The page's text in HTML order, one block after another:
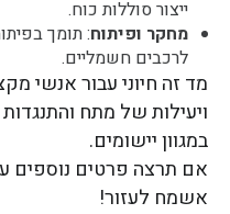
ייצור סוללות כוח.
מחקר ופיתוח: תומך
לרכבים חשמליים.
מד זה חיוני עבור אנשי
ויעילות של מתח
במגוון יישומים.
אם תרצה פרטים נוספים
אשמח לעזור!